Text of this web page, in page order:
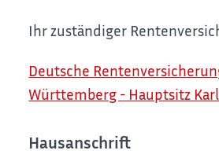
Ihr zuständiger
Deutsche
Württemberg - Hauptsitz
Hausanschrift